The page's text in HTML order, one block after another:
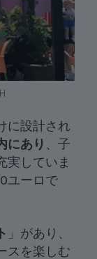
に設計され
にあり
、子
実していま
ユーロで
」があり、
スを楽しむ